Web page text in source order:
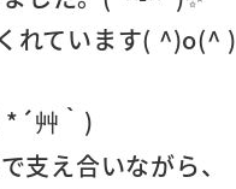
れています( ^)o(^ )
*´艸｀)
支え合いながら、